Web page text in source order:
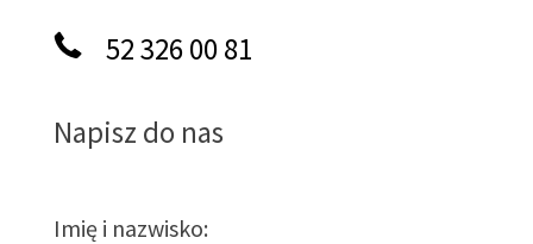
52 326 00 81
Napisz do nas
Imię i nazwisko